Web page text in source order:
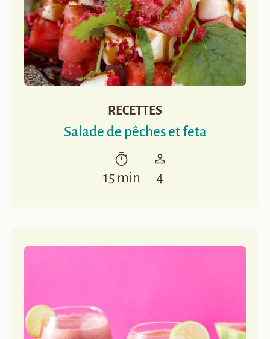
RECETTES
Salade de pêches et feta
15 min 4